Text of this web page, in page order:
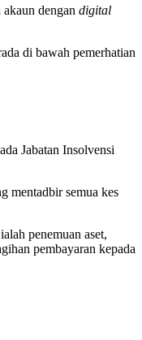
dengan digital
di bawah pemerhatian
Jabatan Insolvensi
mentadbir semua kes
penemuan aset,
pembayaran kepada